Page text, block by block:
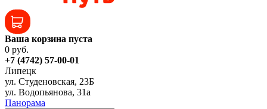
Ваша корзина пуста
0 руб.
+7 (4742) 57-00-01
Липецк
ул. Студеновская, 23Б
ул. Водопьянова, 31а
Панорама